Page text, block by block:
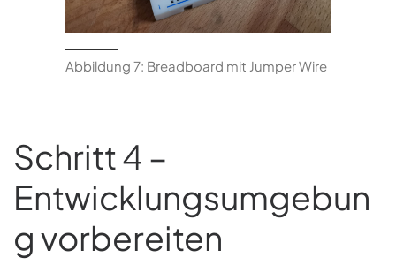
Abbildung 7: Breadboard mit Jumper Wire
Schritt 4 –
Entwicklungsumgebun
g vorbereiten